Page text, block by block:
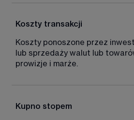
Koszty transakcji
Koszty ponoszone przez
lub sprzedaży walut lub
prowizje i marże.
Kupno stopem